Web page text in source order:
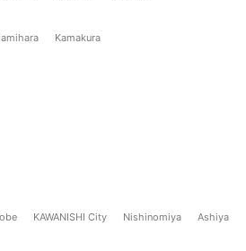
Kamakura
KAWANISHI City Nishinomiya Ashiya